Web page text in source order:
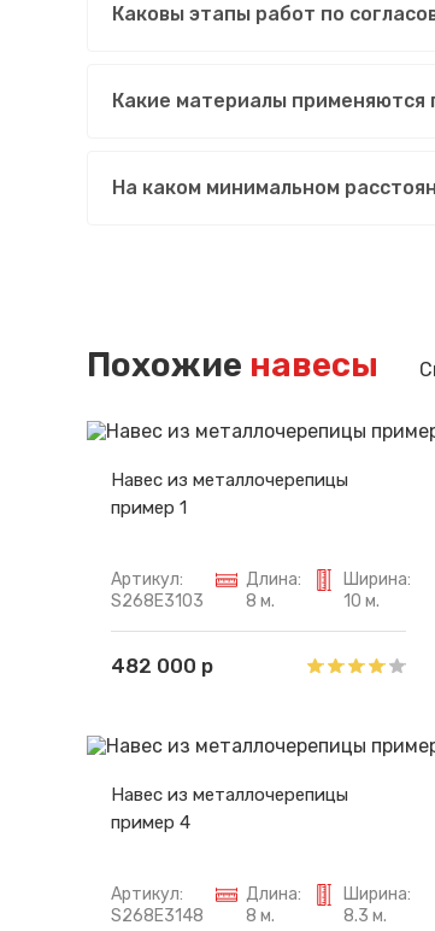
Каковы этапы работ по
Какие материалы применяются
На каком минимальном
Похожие навесы
Навес из металлочерепицы
пример 1
Артикул:
S268E3103
Длина:
8 м.
Ширина:
10 м.
482 000 р
Навес из металлочерепицы
пример 4
Артикул:
S268E3148
Длина:
8 м.
Ширина:
8.3 м.